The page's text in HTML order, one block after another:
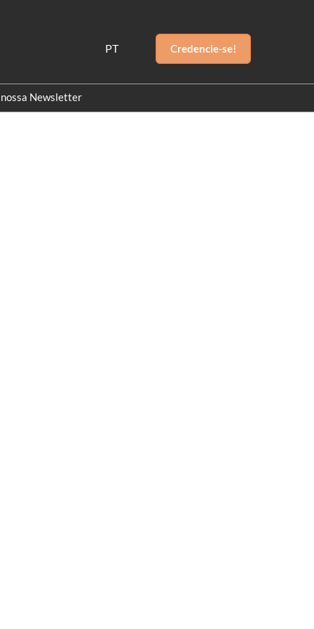
PT
EN
Credencie-se!
Newsletter